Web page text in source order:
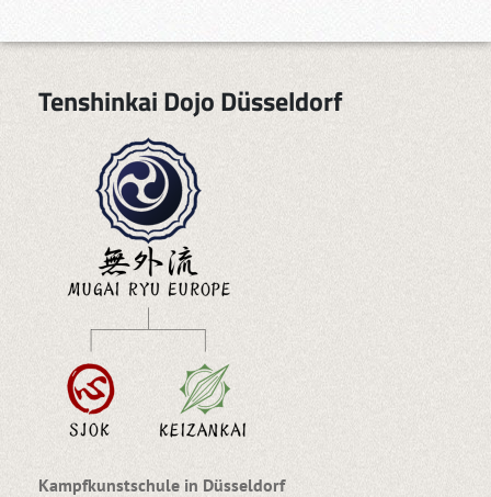
Tenshinkai Dojo Düsseldorf
Kampfkunstschule in Düsseldorf